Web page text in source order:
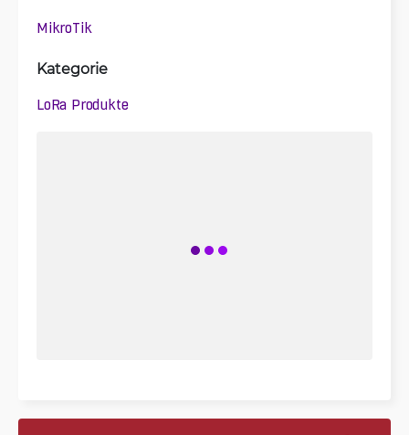
MikroTik
Kategorie
LoRa Produkte